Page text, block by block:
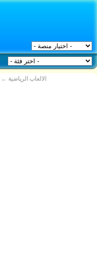
← الالعاب الرياضية